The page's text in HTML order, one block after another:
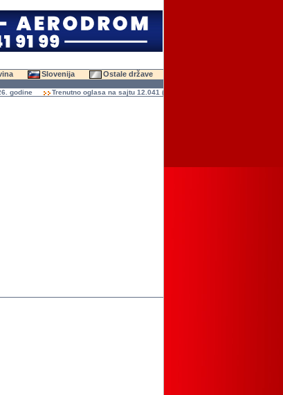
Slovenija Ostale države
Trenutno oglasa na sajtu 12.041 (47.438 slika)